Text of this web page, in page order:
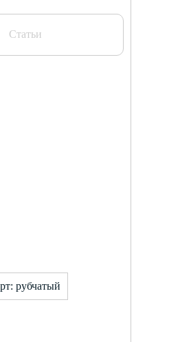
Статьи
рубчатый